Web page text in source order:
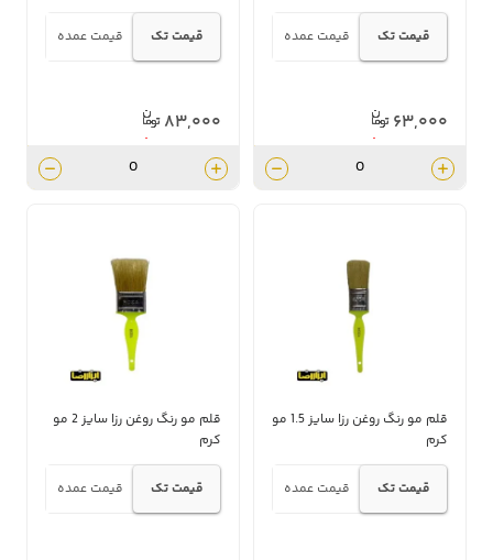
قیمت تک قیمت عمده
۶۳,۰۰۰
۵۶,۷۰۰
قیمت تک قیمت عمده
۸۳,۰۰۰
۷۴,۷۰۰
قلم مو رنگ روغن رزا سایز 1.5 مو
کرم
قیمت تک قیمت عمده
قلم مو رنگ روغن رزا سایز 2 مو
کرم
قیمت تک قیمت عمده